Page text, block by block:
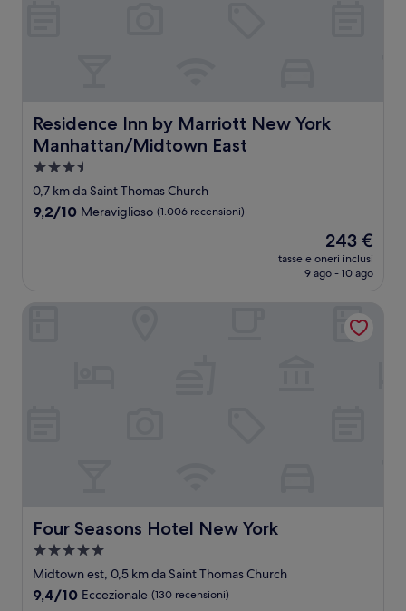
Residence Inn by Marriott New York
Manhattan/Midtown East
Residence Inn by Marriott New York Manhattan/
Struttura
a
3.5
0,7 km da Saint Thomas Church
9.2
9,2/10 Meraviglioso (1.006 recensioni)
Il
prezzo
attuale
243 €
243 €
tasse e oneri inclusi
9 ago - 10 ago
Four Seasons Hotel New York
Four Seasons Hotel New York
Struttura
a
5.0
Midtown est, 0,5 km da Saint Thomas Church
9.4
9,4/10 Eccezionale (130 recensioni)